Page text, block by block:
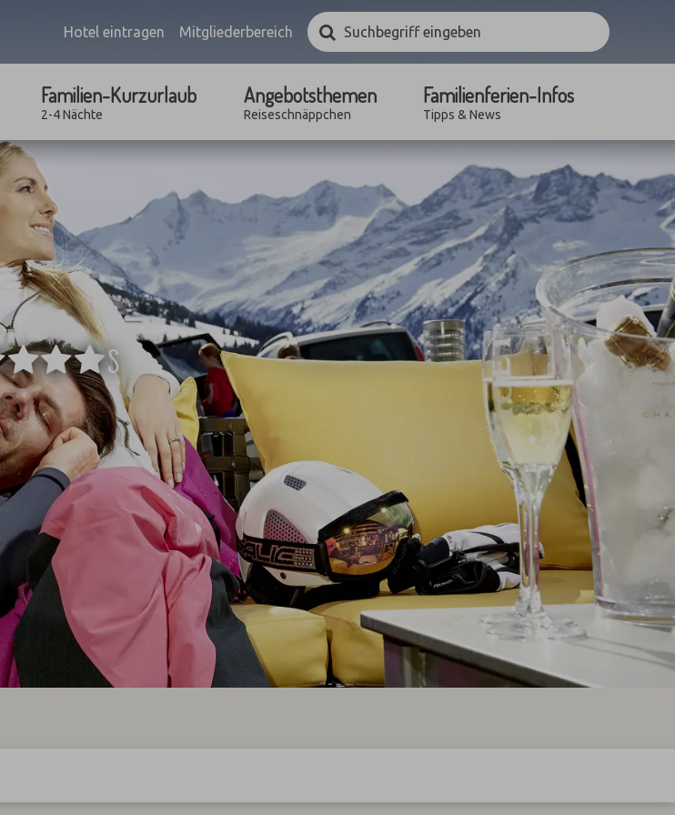
Hotel eintragen Mitgliederbereich
Suchbegriff
eingebenSuchen
Familien-Kurzurlaub
2-4 Nächte
Angebotsthemen
Reiseschnäppchen
Familienferien-Infos
Tipps & News
****
S